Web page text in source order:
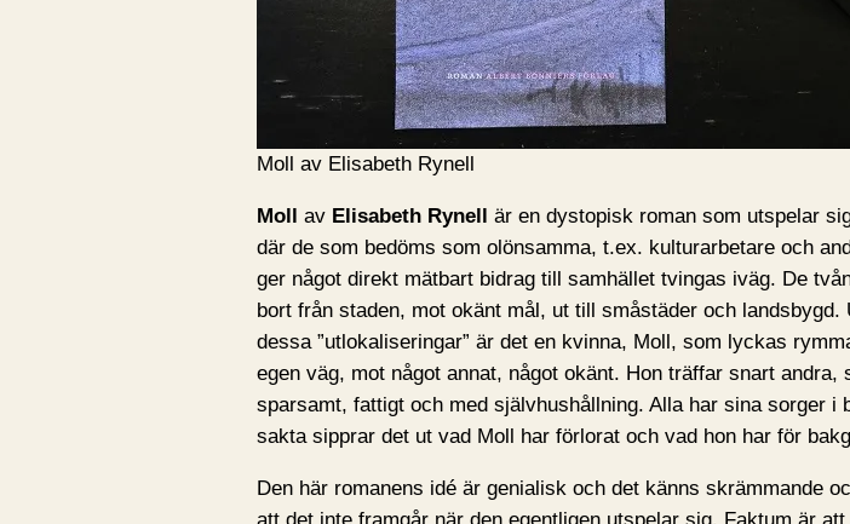
Moll av Elisabeth Rynell
Moll av Elisabeth Rynell
är en dystopisk roman som utspelar
där de som bedöms som olönsamma, t.ex. kulturarbetare och
ger något direkt mätbart bidrag till samhället tvingas iväg. De
bort från staden, mot okänt mål, ut till småstäder och landsbygd.
dessa ”utlokaliseringar” är det en kvinna, Moll, som lyckas
egen väg, mot något annat, något okänt. Hon träffar snart andra,
sparsamt, fattigt och med självhushållning. Alla har sina sorger i
sakta sipprar det ut vad Moll har förlorat och vad hon har för
Den här romanens idé är genialisk och det känns skrämmande